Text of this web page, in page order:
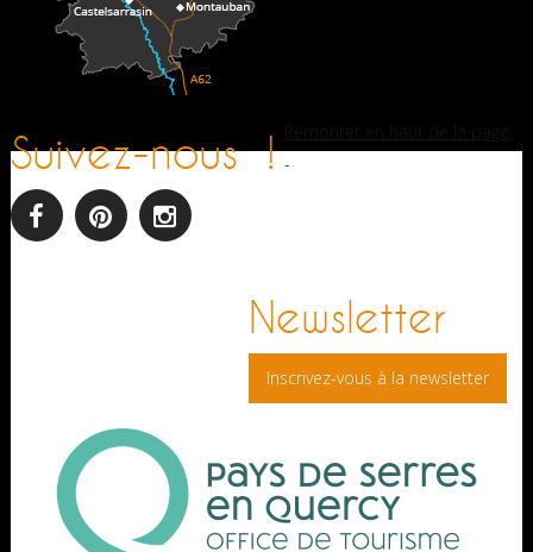
Suivez-nous !
Newsletter
Inscrivez-vous à la newsletter
-